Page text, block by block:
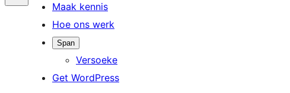
Maak kennis
Hoe ons werk
Span
Versoeke
Get WordPress